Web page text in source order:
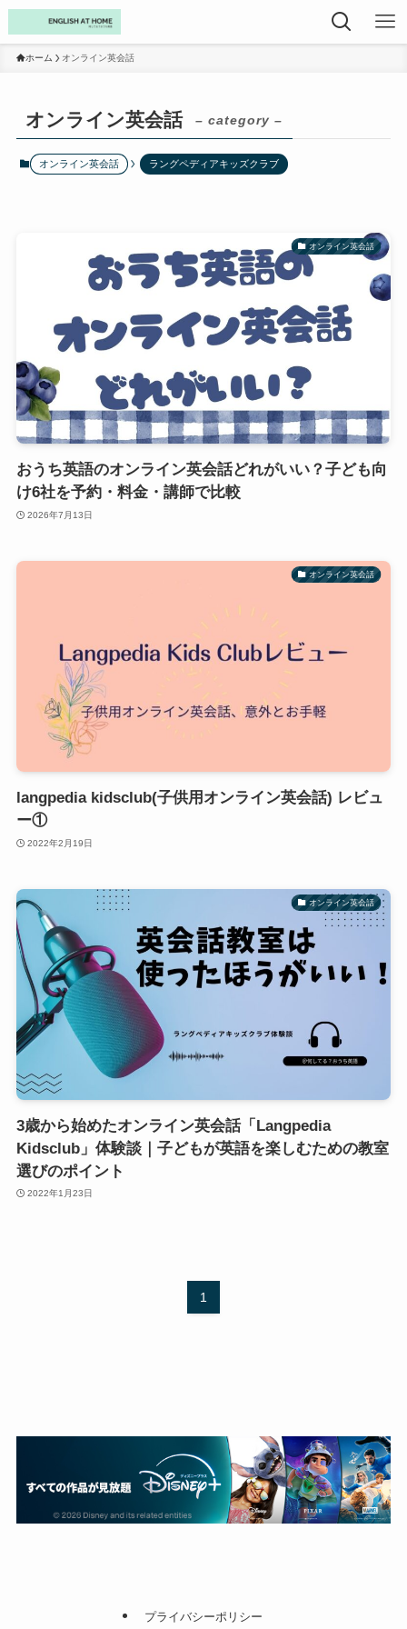
ホーム オンライン英会話
オンライン英会話 – category –
オンライン英会話 ラングペディアキッズクラブ
オンライン英会話
おうち英語のオンライン英会話どれがいい？子ども向
け6社を予約・料金・講師で比較
2026年7月13日
オンライン英会話
langpedia kidsclub(子供用オンライン英会話) レビュ
ー①
2022年2月19日
オンライン英会話
3歳から始めたオンライン英会話「Langpedia
Kidsclub」体験談｜子どもが英語を楽しむための教室
選びのポイント
2022年1月23日
1
プライバシーポリシー